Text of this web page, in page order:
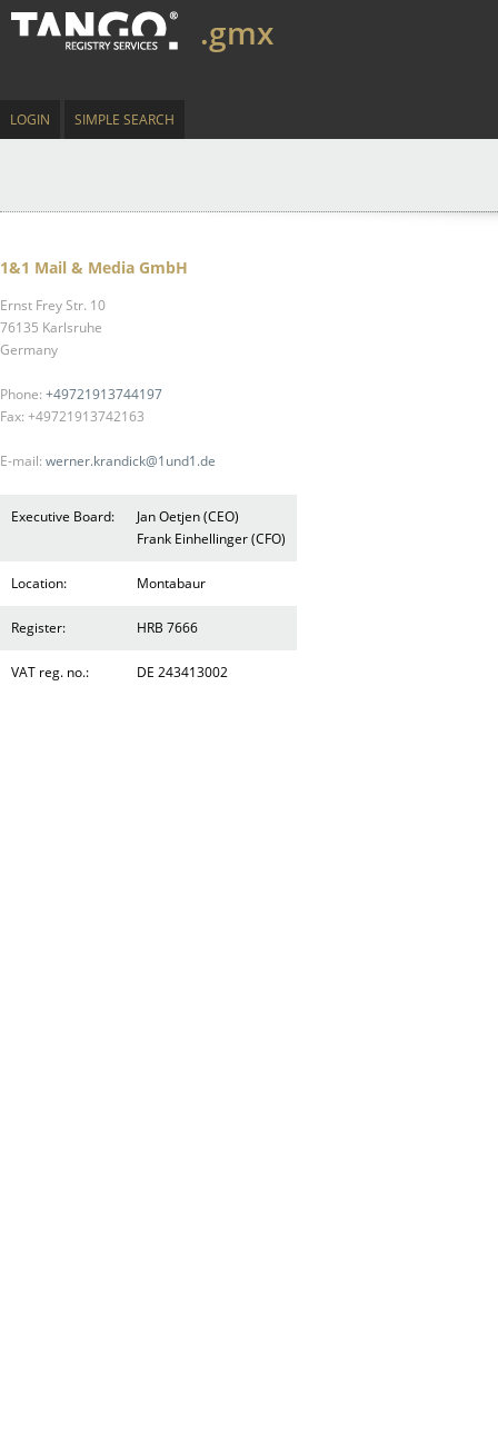
.gmx
LOGIN SIMPLE SEARCH
1&1 Mail & Media GmbH
Ernst Frey Str. 10
76135 Karlsruhe
Germany
Phone: +49721913744197
Fax: +49721913742163
E-mail: werner.krandick@1und1.de
Executive Board:
Jan Oetjen (CEO)
Frank Einhellinger (CFO)
Location: Montabaur
Register: HRB 7666
VAT reg. no.: DE 243413002